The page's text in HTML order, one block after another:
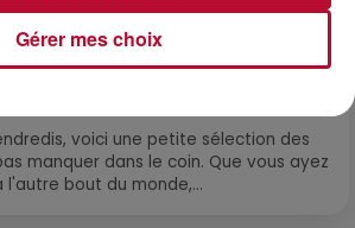
voici une petite sélection des
manquer dans le coin. Que vous ayez
bout du monde,...
Gérer mes choix